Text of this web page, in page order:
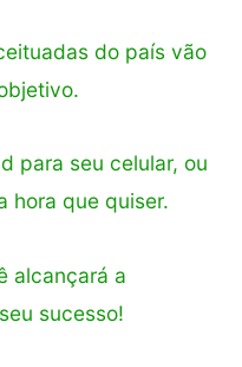
do país vão
para seu celular, ou
hora que quiser.
alcançará a
sucesso!